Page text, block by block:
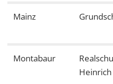
Mainz
Montabaur